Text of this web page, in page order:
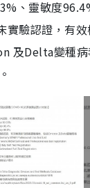
、靈敏度
實驗認證，有
及Delta變種